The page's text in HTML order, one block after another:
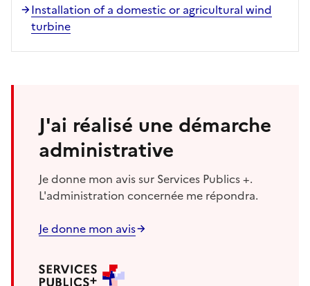
Installation of a domestic or agricultural wind
turbine
J'ai réalisé une démarche
administrative
Je donne mon avis sur Services Publics +.
L'administration concernée me répondra.
Je donne mon avis